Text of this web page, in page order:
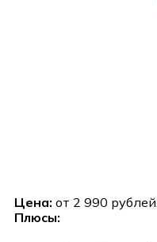
Цена: от 2 990 рублей.
Плюсы: